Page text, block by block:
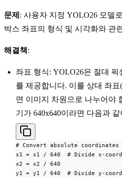
문제 : 사용자 지정 YOLO26 모델
박스 좌표의 형식 및 시각화와 관
해결책:
좌표 형식: YOLO26은 절대
를 제공합니다. 이를 상대 좌
면 이미지 차원으로 나누어야
기가 640x640이라면 다음과
# Convert absolute
x1 = x1 / 640  # Divide x-
x2 = x2 / 640
y1 = y1 / 640  # Divide y-